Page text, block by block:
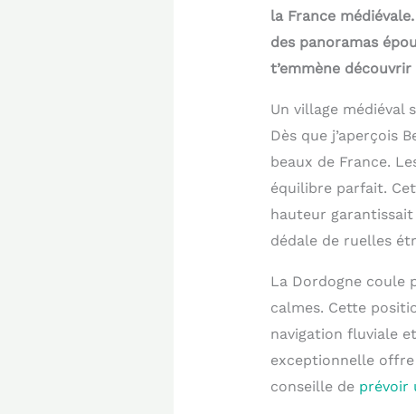
la France
des panoramas
t’emmène
Un village médiéval
Dès que j’aperçois
beaux de France.
équilibre parfait.
hauteur garantissait
dédale de ruelles
La Dordogne coule
calmes. Cette
navigation fluviale
exceptionnelle
conseille de prévoir